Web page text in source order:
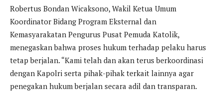
Robertus Bondan Wicaksono, Wakil Ketua Umum
Koordinator Bidang Program Eksternal dan
Kemasyarakatan Pengurus Pusat Pemuda Katolik,
menegaskan bahwa proses hukum terhadap pelaku harus
tetap berjalan. “Kami telah dan akan terus berkoordinasi
dengan Kapolri serta pihak-pihak terkait lainnya agar
penegakan hukum berjalan secara adil dan transparan.